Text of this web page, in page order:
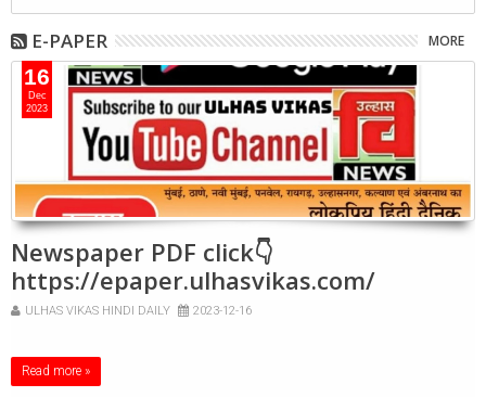
E-PAPER MORE
16
Dec
2023
Newspaper PDF click👇
https://epaper.ulhasvikas.com/
ULHAS VIKAS HINDI DAILY 2023-12-16
Read more »